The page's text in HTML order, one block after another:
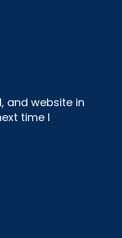
and website in
time I